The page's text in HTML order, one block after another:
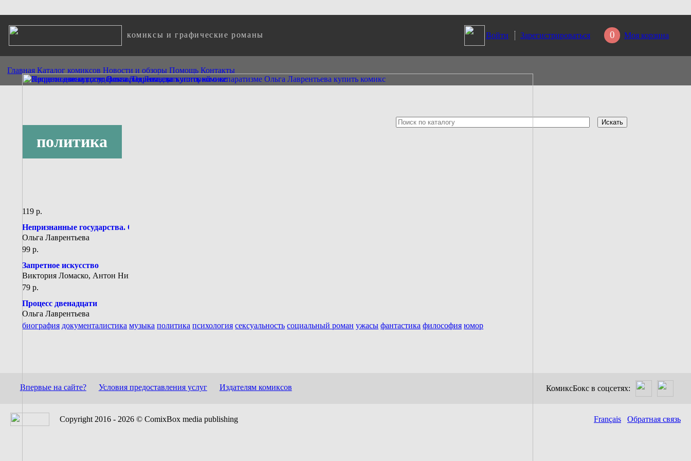
комиксы и графические романы Войти Зарегистрироваться 0 Моя корзина
Главная Каталог комиксов Новости и обзоры Помощь Контакты
политика
119 p.
Непризнанные государства. Одиннадцать историй о сепаратизме
Ольга Лаврентьева
99 p.
Запретное искусство
Виктория Ломаско, Антон Николаев / Виктория Ломаско
79 p.
Процесс двенадцати
Ольга Лаврентьева
биография документалистика музыка политика психология сексуальность социальный роман ужасы фантастика философия юмор
КомиксБокс в соцсетях:
Впервые на сайте? Условия предоставления услуг Издателям комиксов
Copyright 2016 - 2026 © ComixBox media publishing Français Обратная связь